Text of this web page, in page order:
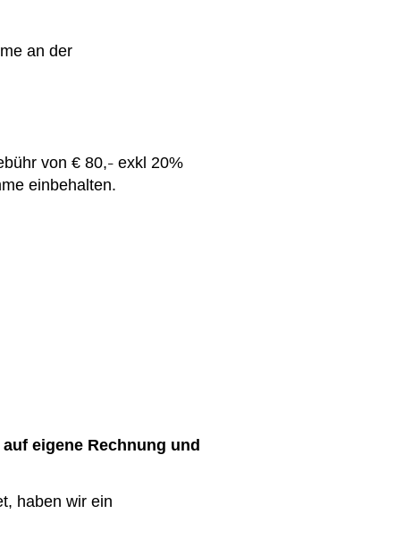
an der
von € 80,– exkl 20%
einbehalten.
eigene Rechnung und
haben wir ein